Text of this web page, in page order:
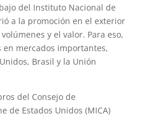
del Instituto Nacional de
a la promoción en el exterior
y el valor. Para eso,
en mercados importantes,
Brasil y la Unión
del Consejo de
de Estados Unidos (MICA)